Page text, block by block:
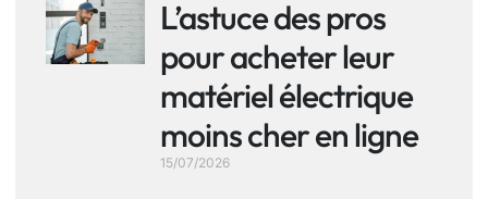
L’astuce des pros
pour acheter leur
matériel électrique
moins cher en ligne
15/07/2026